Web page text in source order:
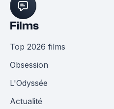
Films
Top 2026 films
Obsession
L'Odyssée
Actualité